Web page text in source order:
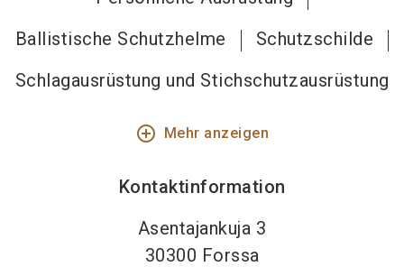
Ballistische Schutzhelme
Schutzschilde
Schlagausrüstung und Stichschutzausrüstung
add_circle_outline Mehr anzeigen
Kontaktinformation
Asentajankuja 3
30300 Forssa